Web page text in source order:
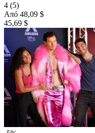
4 (5)
Από 48,09 $
45,69 $